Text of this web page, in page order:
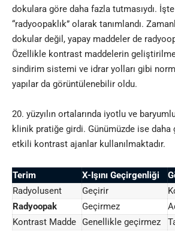
dokulara göre daha fazla tutmasıydı.
“radyoopaklık” olarak tanımlandı.
dokular değil, yapay maddeler de
Özellikle kontrast maddelerin
sindirim sistemi ve idrar yolları gibi
yapılar da görüntülenebilir oldu.
20. yüzyılın ortalarında iyotlu ve
klinik pratiğe girdi. Günümüzde ise daha
etkili kontrast ajanlar kullanılmaktadır.
Terim X-Işını Geçirgenliği
Radyolusent
Geçirir
Radyoopak
Geçirmez
Kontrast Madde
Genellikle geçirmez